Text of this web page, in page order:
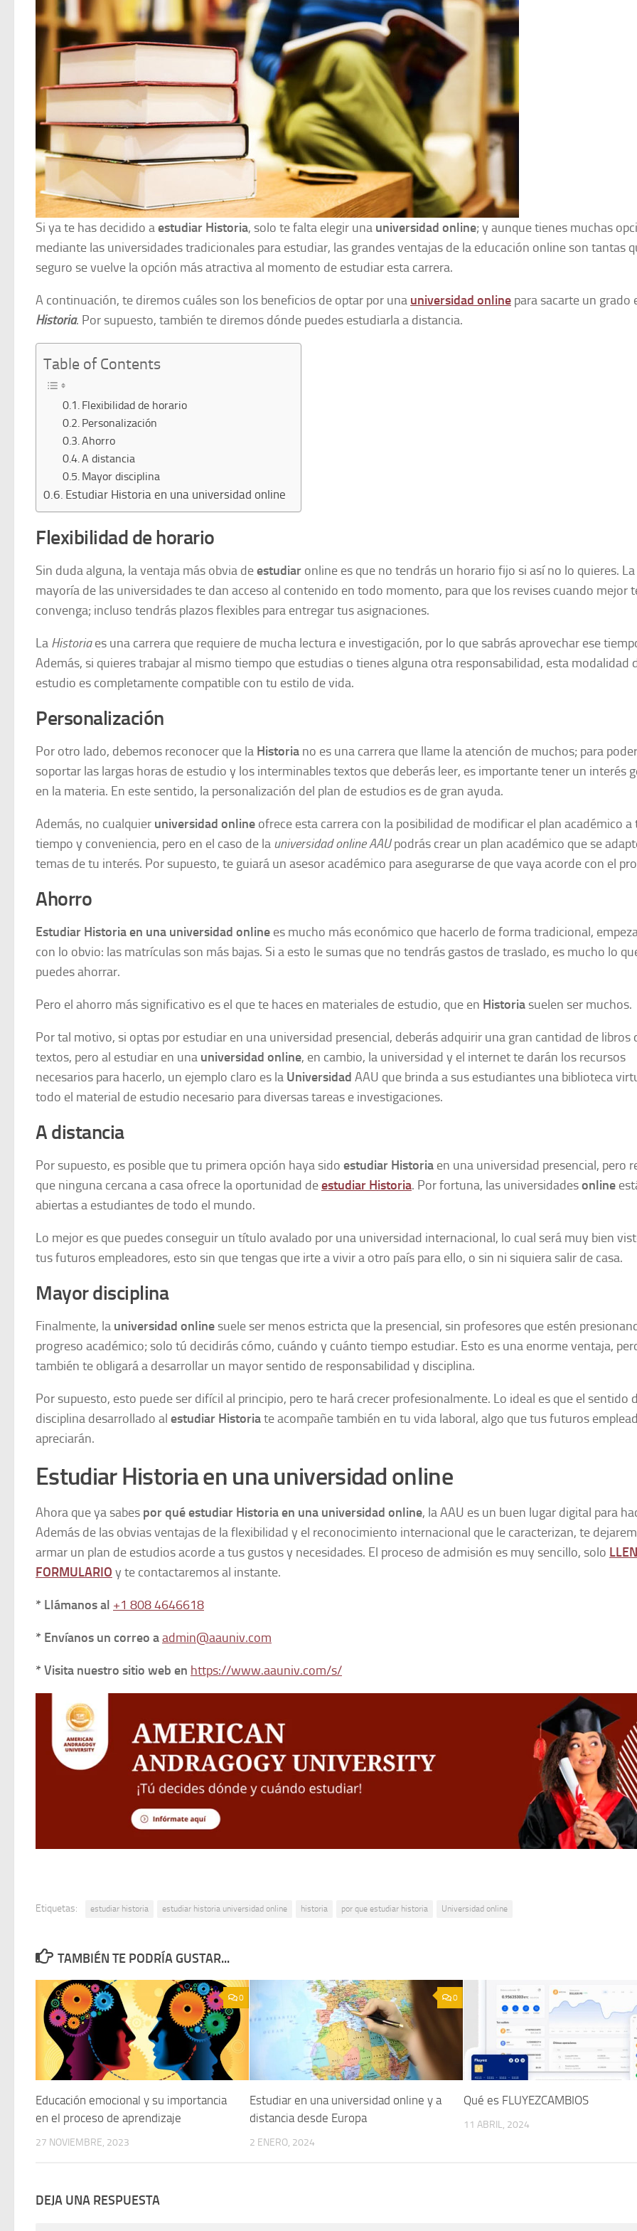
Si ya te has decidido aestudiar Historia, solo te falta elegir una universidad online; y aunque tienes muchas
mediante las universidades tradicionales para estudiar, las grandes ventajas de la educación online son tantas
seguro se vuelve la opción más atractiva al momento de estudiar esta carrera.
A continuación, te diremos cuáles son los beneficios de optar por una universidad online para sacarte un grado
Historia. Por supuesto, también te diremos dónde puedes estudiarla a distancia.
Table of Contents
Flexibilidad de horario
Personalización
Ahorro
A distancia
Mayor disciplina
Estudiar Historia en una universidad online
Flexibilidad de horario
Sin duda alguna, la ventaja más obvia deestudiar online es que no tendrás un horario fijo si así no lo quieres. La
mayoría de las universidades te dan acceso al contenido en todo momento, para que los revises cuando mejor
convenga; incluso tendrás plazos flexibles para entregar tus asignaciones.
La Historiaes una carrera que requiere de mucha lectura e investigación, por lo que sabrás aprovechar ese
Además, si quieres trabajar al mismo tiempo que estudias o tienes alguna otra responsabilidad, esta modalidad
estudio es completamente compatible con tu estilo de vida.
Personalización
Por otro lado, debemos reconocer que la Historia no es una carrera que llame la atención de muchos; para poder
soportar las largas horas de estudio y los interminables textos que deberás leer, es importante tener un interés
en la materia. En este sentido, la personalización del plan de estudios es de gran ayuda.
Además, no cualquier universidad online ofrece esta carrera con la posibilidad de modificar el plan académico a
tiempo y conveniencia, pero en el caso de la universidad online AAUpodrás crear un plan académico que se
temas de tu interés. Por supuesto, te guiará un asesor académico para asegurarse de que vaya acorde con el
Ahorro
Estudiar Historia en una universidad online es mucho más económico que hacerlo de forma tradicional,
con lo obvio: las matrículas son más bajas. Si a esto le sumas que no tendrás gastos de traslado, es mucho lo
puedes ahorrar.
Pero el ahorro más significativo es el que te haces en materiales de estudio, que en Historiasuelen ser muchos.
Por tal motivo, si optas por estudiar en una universidad presencial, deberás adquirir una gran cantidad de libros
textos, pero al estudiar en una universidad online, en cambio, la universidad y el internet te darán los recursos
necesarios para hacerlo, un ejemplo claro es la Universidad AAU que brinda a sus estudiantes una biblioteca
todo el material de estudio necesario para diversas tareas e investigaciones.
A distancia
Por supuesto, es posible que tu primera opción haya sido estudiar Historia en una universidad presencial, pero
que ninguna cercana a casa ofrece la oportunidad deestudiar Historia. Por fortuna, las universidadesonline
abiertas a estudiantes de todo el mundo.
Lo mejor es que puedes conseguir un título avalado por una universidad internacional, lo cual será muy bien
tus futuros empleadores, esto sin que tengas que irte a vivir a otro país para ello, o sin ni siquiera salir de casa.
Mayor disciplina
Finalmente, la universidad onlinesuele ser menos estricta que la presencial, sin profesores que estén
progreso académico; solo tú decidirás cómo, cuándo y cuánto tiempo estudiar. Esto es una enorme ventaja,
también te obligará a desarrollar un mayor sentido de responsabilidad y disciplina.
Por supuesto, esto puede ser difícil al principio, pero te hará crecer profesionalmente. Lo ideal es que el sentido
disciplina desarrollado al estudiar Historiate acompañe también en tu vida laboral, algo que tus futuros
apreciarán.
Estudiar Historia en una universidad online
Ahora que ya sabes por qué estudiar Historia en una universidad online, la AAU es un buen lugar digital para
Además de las obvias ventajas de la flexibilidad y el reconocimiento internacional que le caracterizan, te
armar un plan de estudios acorde a tus gustos y necesidades. El proceso de admisión es muy sencillo, solo
FORMULARIO y te contactaremos al instante.
* Llámanos al +1 808 4646618
* Envíanos un correo aadmin@aauniv.com
* Visita nuestro sitio web en https://www.aauniv.com/s/
Etiquetas: estudiar historia estudiar historia universidad online historia por que estudiar historia Universidad online
TAMBIÉN TE PODRÍA GUSTAR...
0
Educación emocional y su importancia
en el proceso de aprendizaje
27 NOVIEMBRE, 2023
0
Estudiar en una universidad online y a
distancia desde Europa
2 ENERO, 2024
Qué es FLUYEZCAMBIOS
11 ABRIL, 2024
DEJA UNA RESPUESTA